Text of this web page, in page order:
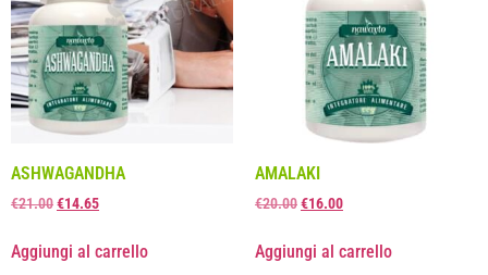
ASHWAGANDHA
€21.00€14.65
Aggiungi al carrello
AMALAKI
€20.00€16.00
Aggiungi al carrello